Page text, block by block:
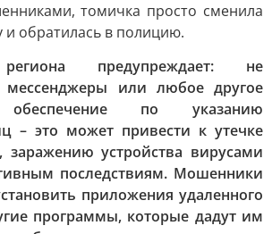
томичка просто сменила
и обратилась в полицию.
региона предупреждает: не
мессенджеры или любое другое
обеспечение по указанию
– это может привести к утечке
устройства вирусами
последствиям. Мошенники
приложения удаленного
программы, которые дадут им